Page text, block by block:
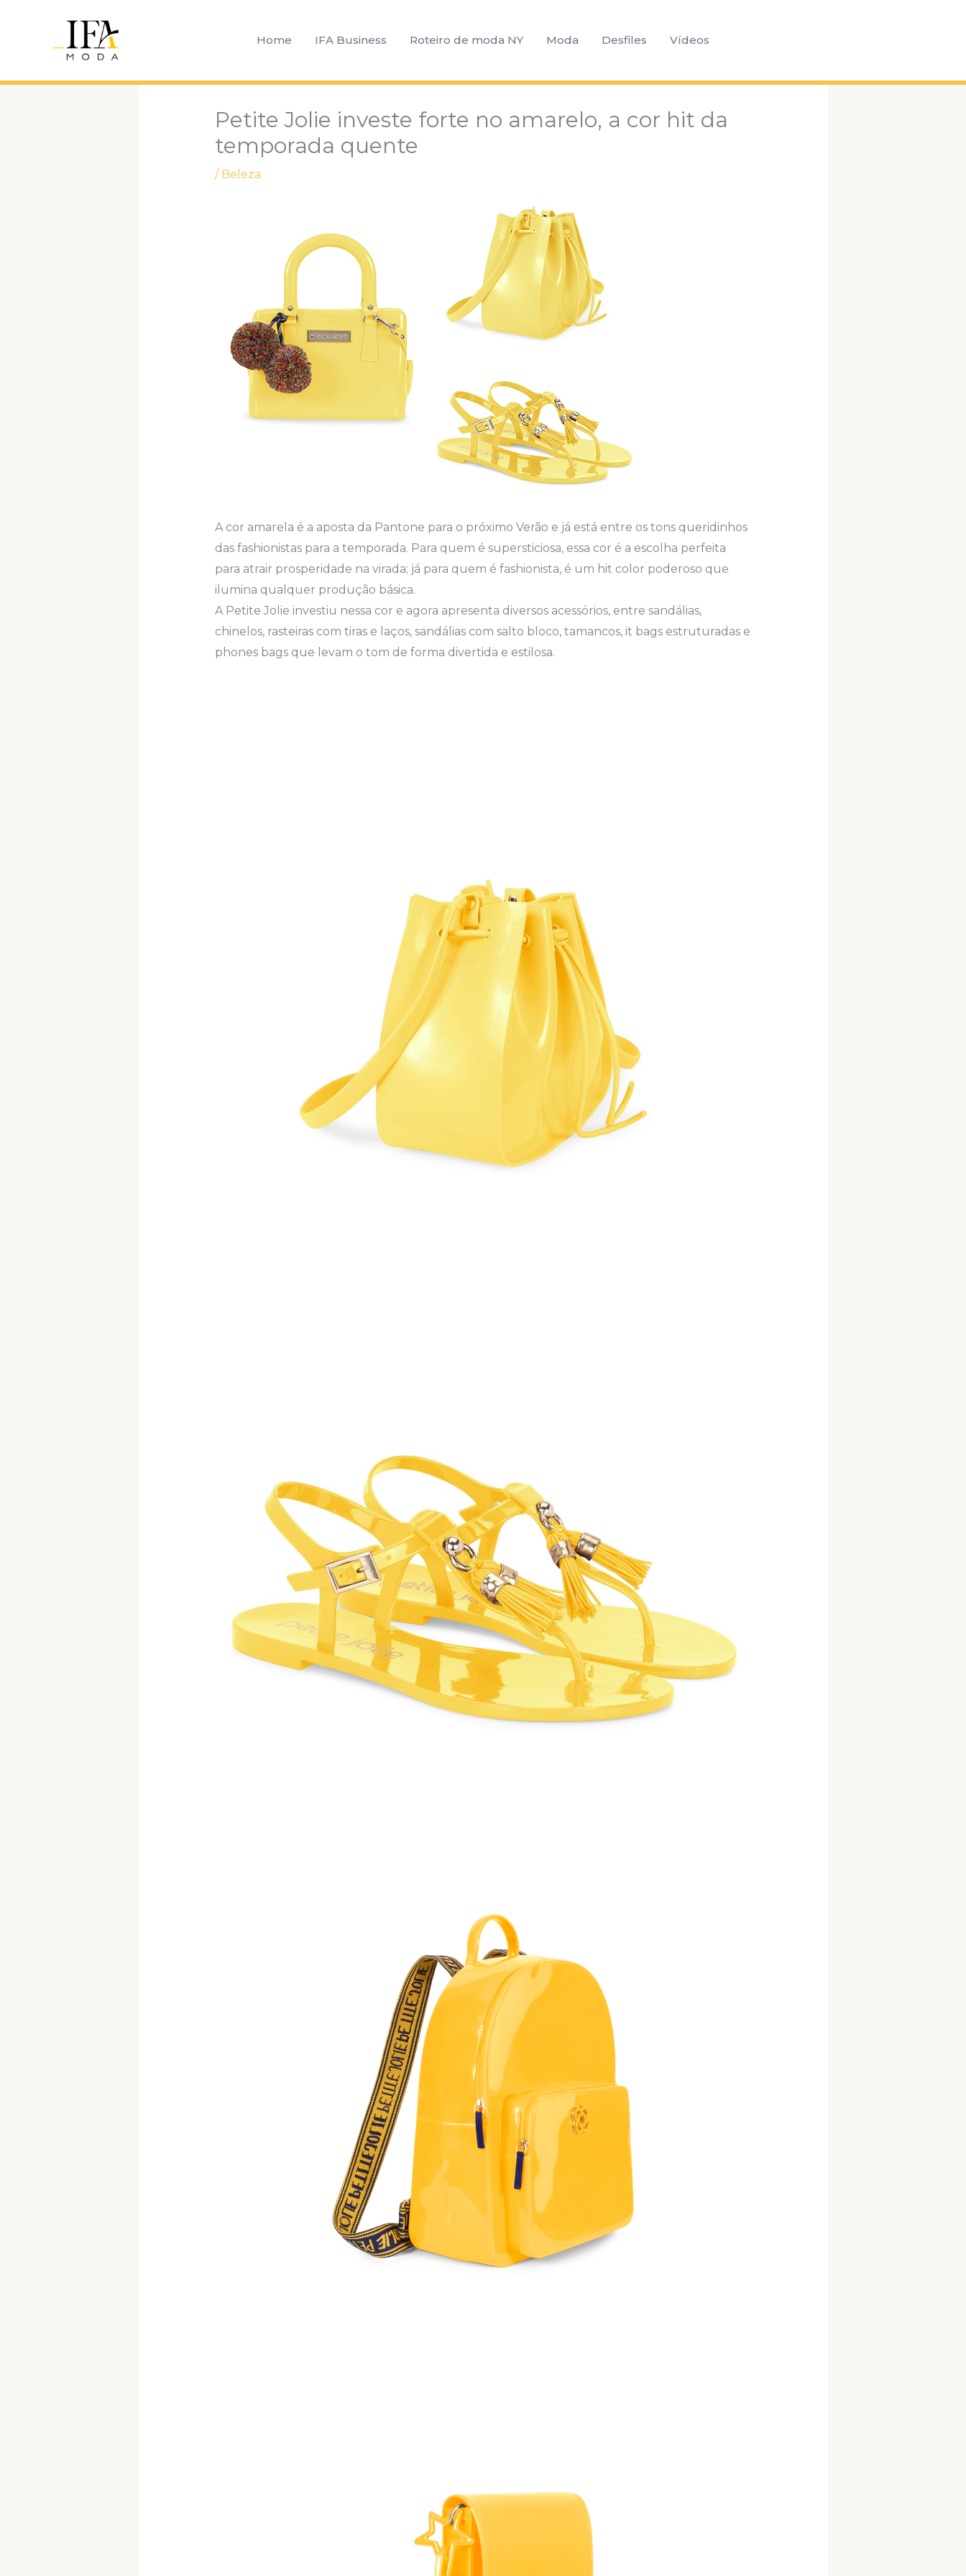
Home IFA Business Roteiro de moda NY Moda Desfiles Vídeos
Petite Jolie investe forte no amarelo, a cor hit da
temporada quente
/ Beleza
A cor amarela é a aposta da Pantone para o próximo Verão e já está entre os tons queridinhos
das fashionistas para a temporada. Para quem é supersticiosa, essa cor é a escolha perfeita
para atrair prosperidade na virada; já para quem é fashionista, é um hit color poderoso que
ilumina qualquer produção básica.
A Petite Jolie investiu nessa cor e agora apresenta diversos acessórios, entre sandálias,
chinelos, rasteiras com tiras e laços, sandálias com salto bloco, tamancos, it bags estruturadas e
phones bags que levam o tom de forma divertida e estilosa.